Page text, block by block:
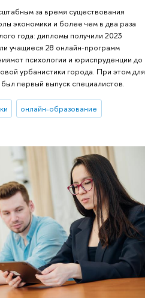
за время существования
экономики и более чем в два раза
года: дипломы получили 2023
учащиеся 28 онлайн-программ
психологии и юриспруденции до
урбанистики города. При этом для
первый выпуск специалистов.
онлайн-образование